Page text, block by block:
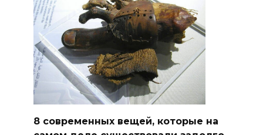
8 современных вещей, которые на